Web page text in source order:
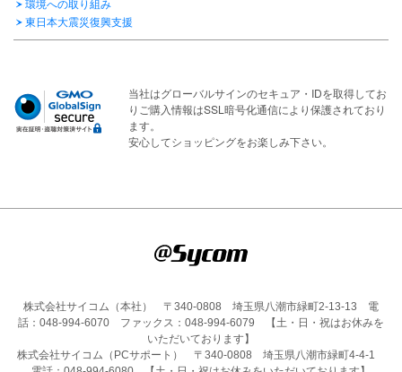
東日本大震災復興支援
当社はグローバルサインのセキュア・IDを取得してお
りご購入情報はSSL暗号化通信により保護されており
ます。
安心してショッピングをお楽しみ下さい。
株式会社サイコム（本社） 〒340-0808 埼玉県八潮市緑町2-13-13 電
話：048-994-6070 ファックス：048-994-6079 【土・日・祝はお休みを
いただいております】
株式会社サイコム（PCサポート） 〒340-0808 埼玉県八潮市緑町4-4-1